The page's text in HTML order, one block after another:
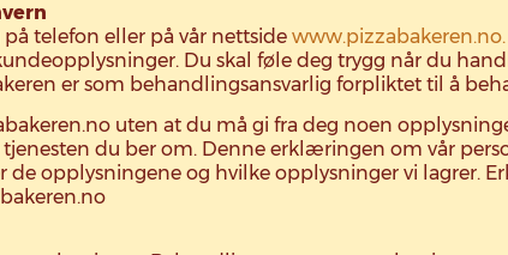
telefon eller på vår nettside www.pizzabakeren.no.
Du skal føle deg trygg når du
er som behandlingsansvarlig forpliktet til å
uten at du må gi fra deg noen
du ber om. Denne erklæringen om vår
opplysningene og hvilke opplysninger vi lagrer.